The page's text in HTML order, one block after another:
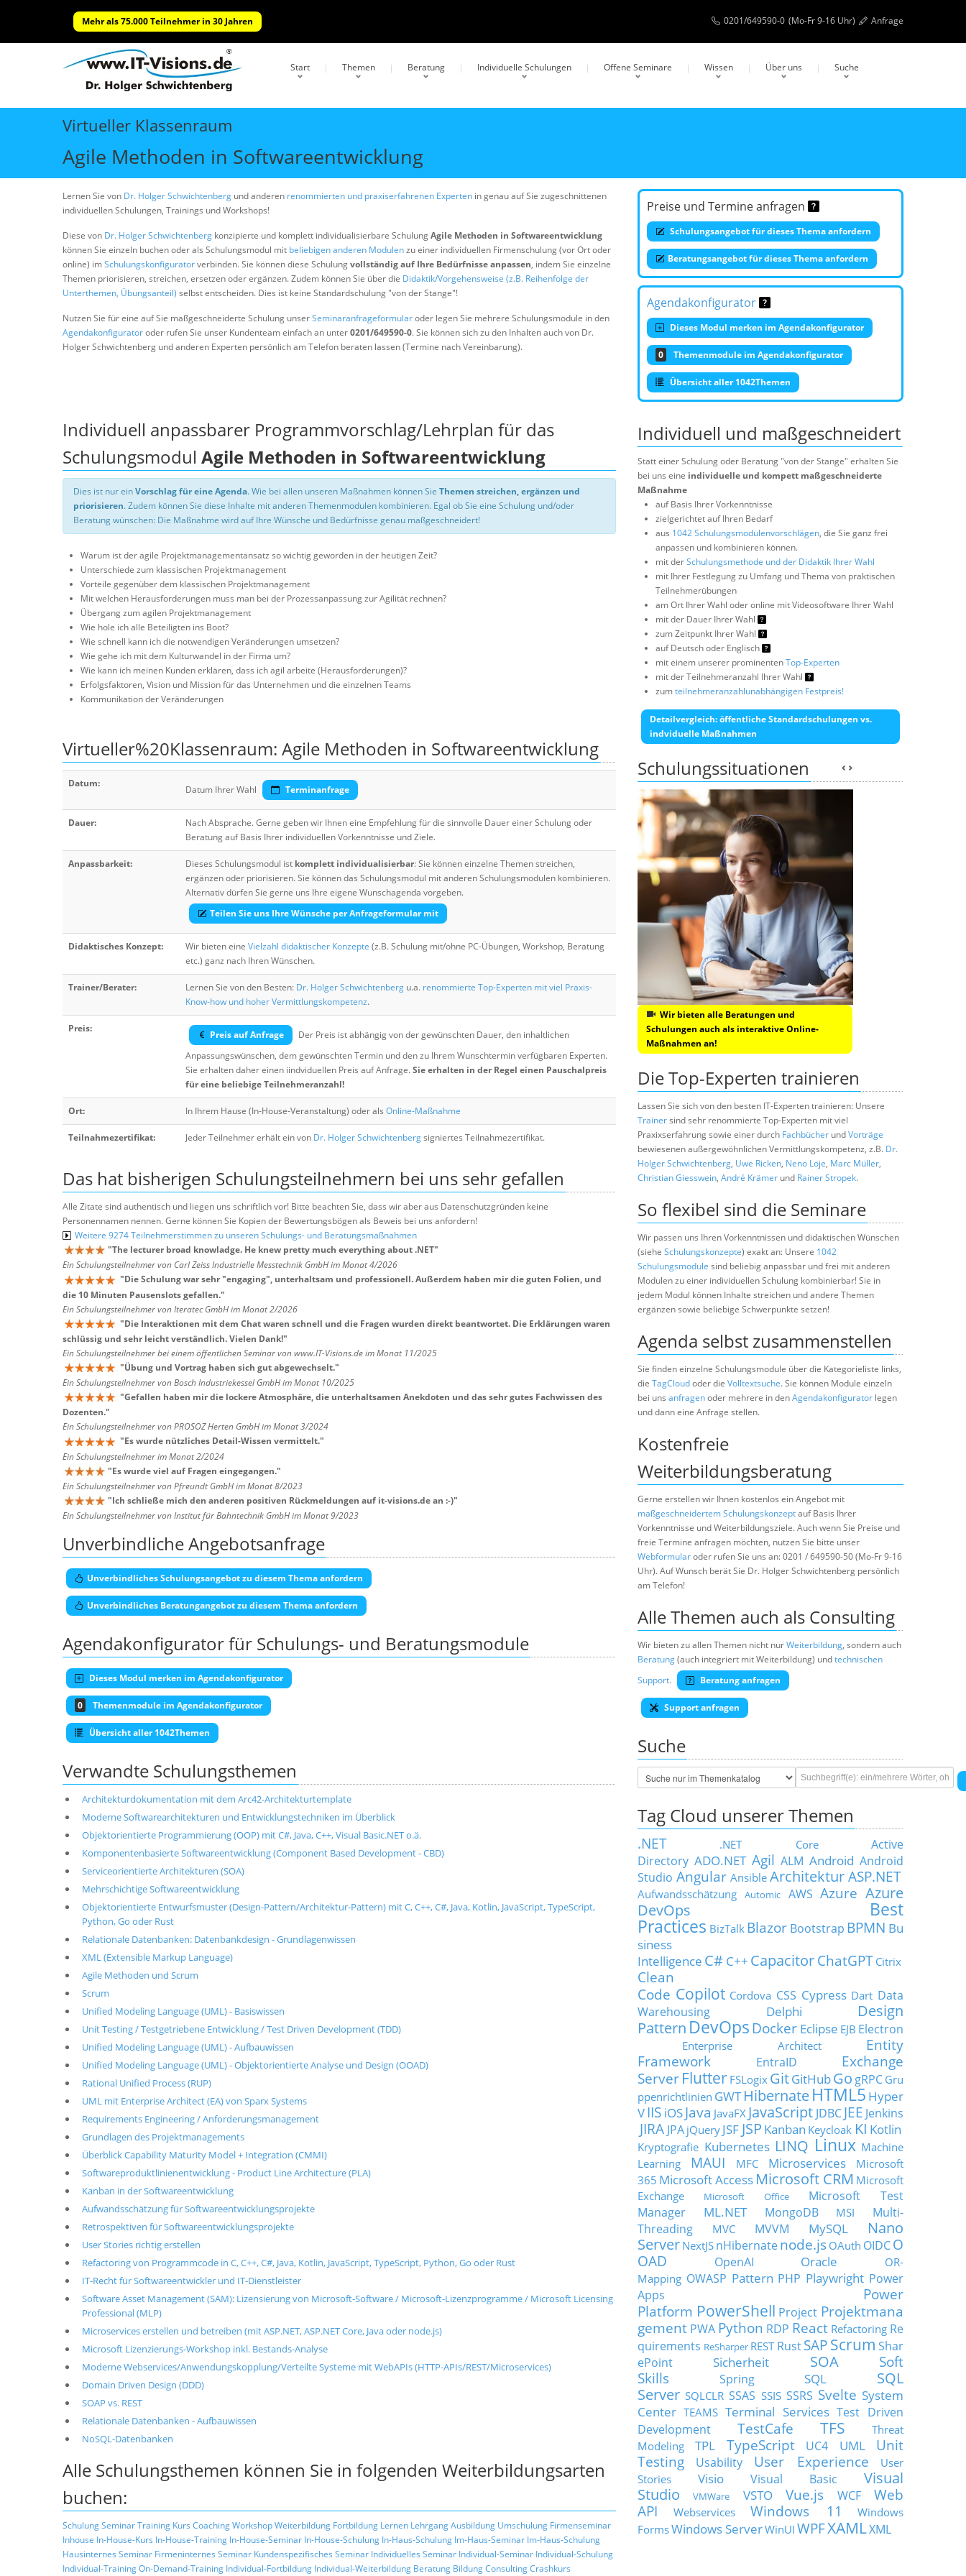
Mehr als 75.000 Teilnehmer in 30 Jahren 0201/649590-0 (Mo-Fr 9-16 Uhr) Anfrage
Start Themen Beratung Individuelle Schulungen Offene Seminare Wissen Über uns Suche
Virtueller Klassenraum
Agile Methoden in Softwareentwicklung
Lernen Sie von Dr. Holger Schwichtenberg und anderen renommierten und praxiserfahrenen Experten in genau auf Sie zugeschnittenen
individuellen Schulungen, Trainings und Workshops!
Diese von Dr. Holger Schwichtenberg konzipierte und komplett individualisierbare SchulungAgile Methoden in Softwareentwicklung
können Sie einzeln buchen oder als Schulungsmodul mit beliebigen anderen Modulenzu einer individuellen Firmenschulung (vor Ort oder
online) imSchulungskonfiguratorverbinden. Sie können diese Schulungvollständig auf Ihre Bedürfnisse anpassen, indem Sie einzelne
Themen priorisieren, streichen, ersetzen oder ergänzen. Zudem können Sie über die Didaktik/Vorgehensweise (z.B. Reihenfolge der
Unterthemen, Übungsanteil) selbst entscheiden. Dies ist keine Standardschulung "von der Stange"!
Nutzen Sie für eine auf Sie maßgeschneiderte Schulung unserSeminaranfrageformularoder legen Sie mehrere Schulungsmodule in den
Agendakonfiguratoroder rufen Sie unser Kundenteam einfach an unter0201/649590-0. Sie können sich zu den Inhalten auch von Dr.
Holger Schwichtenberg und anderen Experten persönlich am Telefon beraten lassen (Termine nach Vereinbarung).
Preise und Termine anfragen
Schulungsangebot für dieses Thema anfordern
Beratungsangebot für dieses Thema anfordern
Agendakonfigurator
Dieses Modul merken im Agendakonfigurator
0 Themenmodule im Agendakonfigurator
Übersicht aller 1042Themen
Individuell anpassbarer Programmvorschlag/Lehrplan für das
Schulungsmodul Agile Methoden in Softwareentwicklung
Dies ist nur einVorschlag für eine Agenda. Wie bei allen unseren Maßnahmen können Sie Themen streichen, ergänzen und
priorisieren. Zudem können Sie diese Inhalte mit anderen Themenmodulen kombinieren. Egal ob Sie eine Schulung und/oder
Beratung wünschen: Die Maßnahme wird auf Ihre Wünsche und Bedürfnisse genau maßgeschneidert!
Warum ist der agile Projektmanagementansatz so wichtig geworden in der heutigen Zeit?
Unterschiede zum klassischen Projektmanagement
Vorteile gegenüber dem klassischen Projektmanagement
Mit welchen Herausforderungen muss man bei der Prozessanpassung zur Agilität rechnen?
Übergang zum agilen Projektmanagement
Wie hole ich alle Beteiligten ins Boot?
Wie schnell kann ich die notwendigen Veränderungen umsetzen?
Wie gehe ich mit dem Kulturwandel in der Firma um?
Wie kann ich meinen Kunden erklären, dass ich agil arbeite (Herausforderungen)?
Erfolgsfaktoren, Vision und Mission für das Unternehmen und die einzelnen Teams
Kommunikation der Veränderungen
Virtueller%20Klassenraum: Agile Methoden in Softwareentwicklung
Datum:
Datum Ihrer Wahl Terminanfrage
Dauer:
Nach Absprache. Gerne geben wir Ihnen eine Empfehlung für die sinnvolle Dauer einer Schulung oder
Beratung auf Basis Ihrer individuellen Vorkenntnisse und Ziele.
Anpassbarkeit: Dieses Schulungsmodul ist komplett individualisierbar: Sie können einzelne Themen streichen,
ergänzen oder priorisieren. Sie können das Schulungsmodul mit anderen Schulungsmodulen kombinieren.
Alternativ dürfen Sie gerne uns Ihre eigene Wunschagenda vorgeben.
Teilen Sie uns Ihre Wünsche per Anfrageformular mit
Didaktisches Konzept: Wir bieten eine Vielzahl didaktischer Konzepte (z.B. Schulung mit/ohne PC-Übungen, Workshop, Beratung
etc.) ganz nach Ihren Wünschen.
Trainer/Berater: Lernen Sie von den Besten: Dr. Holger Schwichtenberg u.a. renommierte Top-Experten mit viel Praxis-
Know-how und hoher Vermittlungskompetenz.
Preis:
Preis auf Anfrage
Der Preis ist abhängig von der gewünschten Dauer, den inhaltlichen
Anpassungswünschen, dem gewünschten Termin und den zu Ihrem Wunschtermin verfügbaren Experten.
Sie erhalten daher einen iindviduellen Preis auf Anfrage.Sie erhalten in der Regel einen Pauschalpreis
für eine beliebige Teilnehmeranzahl!
Ort: In Ihrem Hause (In-House-Veranstaltung) oder als Online-Maßnahme
Teilnahmezertifikat: Jeder Teilnehmer erhält ein von Dr. Holger Schwichtenbergsigniertes Teilnahmezertifikat.
Das hat bisherigen Schulungsteilnehmern bei uns sehr gefallen
Alle Zitate sind authentisch und liegen uns schriftlich vor! Bitte beachten Sie, dass wir aber aus Datenschutzgründen keine
Personennamen nennen. Gerne können Sie Kopien der Bewertungsbögen als Beweis bei uns anfordern!
Weitere 9274 Teilnehmerstimmen zu unseren Schulungs- und Beratungsmaßnahmen
"The lecturer broad knowladge. He knew pretty much everything about .NET"
Ein Schulungsteilnehmer von Carl Zeiss Industrielle Messtechnik GmbH im Monat 4/2026
"Die Schulung war sehr "engaging", unterhaltsam und professionell. Außerdem haben mir die guten Folien, und
die 10 Minuten Pausenslots gefallen."
Ein Schulungsteilnehmer von Iteratec GmbH im Monat 2/2026
"Die Interaktionen mit dem Chat waren schnell und die Fragen wurden direkt beantwortet. Die Erklärungen waren
schlüssig und sehr leicht verständlich. Vielen Dank!"
Ein Schulungsteilnehmer bei einem öffentlichen Seminar von www.IT-Visions.de im Monat 11/2025
"Übung und Vortrag haben sich gut abgewechselt."
Ein Schulungsteilnehmer von Bosch Industriekessel GmbH im Monat 10/2025
"Gefallen haben mir die lockere Atmosphäre, die unterhaltsamen Anekdoten und das sehr gutes Fachwissen des
Dozenten."
Ein Schulungsteilnehmer von PROSOZ Herten GmbH im Monat 3/2024
"Es wurde nützliches Detail-Wissen vermittelt."
Ein Schulungsteilnehmer im Monat 2/2024
"Es wurde viel auf Fragen eingegangen."
Ein Schulungsteilnehmer von Pfreundt GmbH im Monat 8/2023
"Ich schließe mich den anderen positiven Rückmeldungen auf it-visions.de an :-)"
Ein Schulungsteilnehmer von Institut für Bahntechnik GmbH im Monat 9/2023
Unverbindliche Angebotsanfrage
Unverbindliches Schulungsangebot zu diesem Thema anfordern
Unverbindliches Beratungangebot zu diesem Thema anfordern
Agendakonfigurator für Schulungs- und Beratungsmodule
Dieses Modul merken im Agendakonfigurator
0 Themenmodule im Agendakonfigurator
Übersicht aller 1042Themen
Verwandte Schulungsthemen
Architekturdokumentation mit dem Arc42-Architekturtemplate
Moderne Softwarearchitekturen und Entwicklungstechniken im Überblick
Objektorientierte Programmierung (OOP) mit C#, Java, C++, Visual Basic.NET o.ä.
Komponentenbasierte Softwareentwicklung (Component Based Development - CBD)
Serviceorientierte Architekturen (SOA)
Mehrschichtige Softwareentwicklung
Objektorientierte Entwurfsmuster (Design-Pattern/Architektur-Pattern) mit C, C++, C#, Java, Kotlin, JavaScript, TypeScript,
Python, Go oder Rust
Relationale Datenbanken: Datenbankdesign - Grundlagenwissen
XML (Extensible Markup Language)
Agile Methoden und Scrum
Scrum
Unified Modeling Language (UML) - Basiswissen
Unit Testing / Testgetriebene Entwicklung / Test Driven Development (TDD)
Unified Modeling Language (UML) - Aufbauwissen
Unified Modeling Language (UML) - Objektorientierte Analyse und Design (OOAD)
Rational Unified Process (RUP)
UML mit Enterprise Architect (EA) von Sparx Systems
Requirements Engineering / Anforderungsmanagement
Grundlagen des Projektmanagements
Überblick Capability Maturity Model + Integration (CMMI)
Softwareproduktlinienentwicklung - Product Line Architecture (PLA)
Kanban in der Softwareentwicklung
Aufwandsschätzung für Softwareentwicklungsprojekte
Retrospektiven für Softwareentwicklungsprojekte
User Stories richtig erstellen
Refactoring von Programmcode in C, C++, C#, Java, Kotlin, JavaScript, TypeScript, Python, Go oder Rust
IT-Recht für Softwareentwickler und IT-Dienstleister
Software Asset Management (SAM): Lizensierung von Microsoft-Software / Microsoft-Lizenzprogramme / Microsoft Licensing
Professional (MLP)
Microservices erstellen und betreiben (mit ASP.NET, ASP.NET Core, Java oder node.js)
Microsoft Lizenzierungs-Workshop inkl. Bestands-Analyse
Moderne Webservices/Anwendungskopplung/Verteilte Systeme mit WebAPIs (HTTP-APIs/REST/Microservices)
Domain Driven Design (DDD)
SOAP vs. REST
Relationale Datenbanken - Aufbauwissen
NoSQL-Datenbanken
Alle Schulungsthemen können Sie in folgenden Weiterbildungsarten
buchen:
SchulungSeminarTraining Kurs CoachingWorkshopWeiterbildung Fortbildung Lernen LehrgangAusbildung Umschulung Firmenseminar
Inhouse In-House-Kurs In-House-Training In-House-Seminar In-House-Schulung In-Haus-Schulung Im-Haus-Seminar Im-Haus-Schulung
Hausinternes Seminar Firmeninternes Seminar Kundenspezifisches Seminar Individuelles Seminar Individual-Seminar Individual-Schulung
Individual-TrainingOn-Demand-Training Individual-Fortbildung Individual-Weiterbildung Beratung BildungConsultingCrashkurs
Individuell und maßgeschneidert
Statt einer Schulung oder Beratung "von der Stange" erhalten Sie
bei uns eine individuelle und kompett maßgeschneiderte
Maßnahme
auf Basis Ihrer Vorkenntnisse
zielgerichtet auf Ihren Bedarf
aus 1042 Schulungsmodulenvorschlägen, die Sie ganz frei
anpassen und kombinieren können.
mit derSchulungsmethode und der Didaktik Ihrer Wahl
mit Ihrer Festlegung zu Umfang und Thema von praktischen
Teilnehmerübungen
am Ort Ihrer Wahl oder online mit Videosoftware Ihrer Wahl
mit der Dauer Ihrer Wahl
zum Zeitpunkt Ihrer Wahl
auf Deutsch oder Englisch
mit einem unserer prominentenTop-Experten
mit der Teilnehmeranzahl Ihrer Wahl
zumteilnehmeranzahlunabhängigen Festpreis!
Detailvergleich: öffentliche Standardschulungen vs.
indviduelle Maßnahmen
Schulungssituationen
Wir bieten alle Beratungen und
Schulungen auch als interaktive Online-
Maßnahmen an!
Die Top-Experten trainieren
Lassen Sie sich von den besten IT-Experten trainieren: Unsere
Trainersind sehr renommierte Top-Experten mit viel
Praxixserfahrung sowie einer durch Fachbücher undVorträge
bewiesenen außergewöhnlichen Vermittlungskompetenz, z.B. Dr.
Holger Schwichtenberg, Uwe Ricken, Neno Loje, Marc Müller,
Christian Giesswein, André Krämer und Rainer Stropek.
So flexibel sind die Seminare
Wir passen uns Ihren Vorkenntnissen und didaktischen Wünschen
(siehe Schulungskonzepte) exakt an: Unsere 1042
Schulungsmodule sind beliebig anpassbar und frei mit anderen
Modulen zu einer individuellen Schulung kombinierbar! Sie in
jedem Modul können Inhalte streichen und andere Themen
ergänzen sowie beliebige Schwerpunkte setzen!
Agenda selbst zusammenstellen
Sie finden einzelne Schulungsmodule über die Kategorieliste links,
die TagCloudoder die Volltextsuche. Sie können Module einzeln
bei uns anfragenoder mehrere in denAgendakonfigurator legen
und dann eine Anfrage stellen.
Kostenfreie
Weiterbildungsberatung
Gerne erstellen wir Ihnen kostenlos ein Angebot mit
maßgeschneidertem Schulungskonzeptauf Basis Ihrer
Vorkenntnisse und Weiterbildungsziele. Auch wenn Sie Preise und
freie Termine anfragen möchten, nutzen Sie bitte unser
Webformularoder rufen Sie uns an: 0201 / 649590-50 (Mo-Fr 9-16
Uhr). Auf Wunsch berät Sie Dr. Holger Schwichtenberg persönlich
am Telefon!
Alle Themen auch als Consulting
Wir bieten zu allen Themen nicht nurWeiterbildung, sondern auch
Beratung(auch integriert mit Weiterbildung) undtechnischen
Support. Beratung anfragen
Support anfragen
Suche
Tag Cloud unserer Themen
.NET .NET Core
Active
Directory ADO.NET Agil ALM Android Android
Studio Angular Ansible Architektur ASP.NET
Aufwandsschätzung Automic AWS Azure Azure
DevOps
Best
Practices BizTalk Blazor Bootstrap BPMN Bu
siness
Intelligence C# C++ Capacitor ChatGPT Citrix
Clean
Code Copilot Cordova CSS Cypress Dart Data
Warehousing
Delphi
Design
Pattern DevOps Docker Eclipse EJB Electron
Enterprise Architect
Entity
Framework
EntraID
Exchange
Server Flutter FSLogix GitGitHubGo gRPC Gru
ppenrichtlinien GWT HibernateHTML5 Hyper
VIIS iOSJava JavaFX JavaScript JDBC JEE Jenkins
JIRA JPA jQuery JSF JSP Kanban Keycloak KI Kotlin
Kryptografie Kubernetes LINQ Linux Machine
Learning
MAUI MFC Microservices
Microsoft
365 Microsoft Access Microsoft CRM Microsoft
Exchange
Microsoft Office
Microsoft Test
Manager
ML.NET MongoDB MSI
Multi-
Threading
MVC MVVM MySQL
Nano
Server NextJS nHibernatenode.js OAuth OIDCO
OAD
OpenAI Oracle
OR-
Mapping OWASP Pattern PHP Playwright Power
Apps
Power
Platform PowerShell Project Projektmana
gement PWA Python RDP React Refactoring Re
quirements ReSharper REST Rust SAP Scrum Shar
ePoint
Sicherheit SOA
Soft
Skills
Spring SQL
SQL
Server SQLCLR SSAS SSIS SSRS Svelte System
Center TEAMS Terminal Services Test Driven
Development
TestCafe TFS
Threat
Modeling
TPL TypeScript UC4 UML
Unit
Testing
Usability User Experience
User
Stories
Visio Visual Basic
Visual
Studio
VMWare VSTO Vue.js WCF
Web
API
Webservices Windows 11
Windows
FormsWindows ServerWinUI WPFXAMLXML